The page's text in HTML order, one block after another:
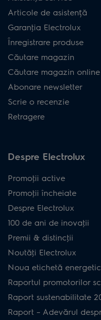
Articole de asistență
Garanţia Electrolux
Înregistrare produse
Căutare magazin
Căutare magazin online
Abonare newsletter
Scrie o recenzie
Retragere
Despre Electrolux
Promoţii active
Promoţii încheiate
Despre Electrolux
100 de ani de inovaţii
Premii & distincţii
Noutăţi Electrolux
Noua etichetă
Raportul promotorilor
Raport sustenabilitate
Raport – Adevărul